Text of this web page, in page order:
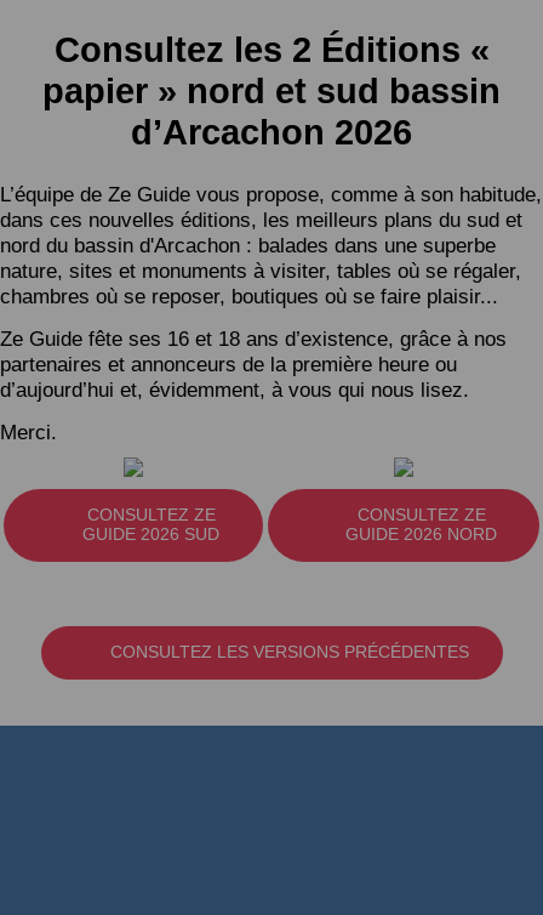
Consultez les 2 Éditions «
papier » nord et sud bassin
d’Arcachon 2026
L’équipe de Ze Guide vous propose, comme à son habitude,
dans ces nouvelles éditions, les meilleurs plans du sud et
nord du bassin d'Arcachon : balades dans une superbe
nature, sites et monuments à visiter, tables où se régaler,
chambres où se reposer, boutiques où se faire plaisir...
Ze Guide fête ses 16 et 18 ans d’existence, grâce à nos
partenaires et annonceurs de la première heure ou
d’aujourd’hui et, évidemment, à vous qui nous lisez.
Merci.
CONSULTEZ ZE
GUIDE 2026 SUD
CONSULTEZ ZE
GUIDE 2026 NORD
CONSULTEZ LES VERSIONS PRÉCÉDENTES